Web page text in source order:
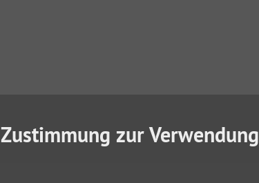
Zustimmung zur